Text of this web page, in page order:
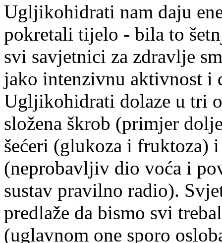
Ugljikohidrati nam daju
pokretali tijelo - bila to
svi savjetnici za zdravlje
jako intenzivnu aktivnost i
Ugljikohidrati dolaze u tri
složena škrob (primjer
šećeri (glukoza i fruktoza)
(neprobavljiv dio voća i
sustav pravilno radio).
predlaže da bismo svi
(uglavnom one sporo